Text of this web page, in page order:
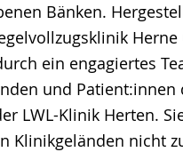
Bänken.
Herne
ein engagiertes
und Patient:innen
LWL-Klinik Herten.
Klinikgeländen nicht